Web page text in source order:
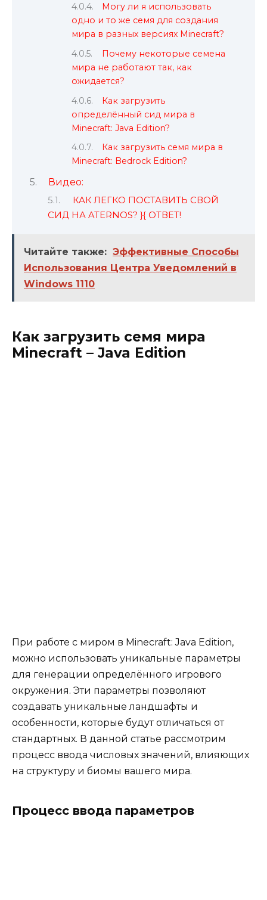
Могу ли я использовать
одно и то же семя для создания
мира в разных версиях Minecraft?
Почему некоторые семена
мира не работают так, как
ожидается?
Как загрузить
определённый сид мира в
Minecraft: Java Edition?
Как загрузить семя мира в
Minecraft: Bedrock Edition?
Видео:
КАК ЛЕГКО ПОСТАВИТЬ СВОЙ
СИД НА ATERNOS? }{ ОТВЕТ!
Читайте также: Эффективные Способы
Использования Центра Уведомлений в
Windows 1110
Как загрузить семя мира
Minecraft – Java Edition
При работе с миром в Minecraft: Java Edition,
можно использовать уникальные параметры
для генерации определённого игрового
окружения. Эти параметры позволяют
создавать уникальные ландшафты и
особенности, которые будут отличаться от
стандартных. В данной статье рассмотрим
процесс ввода числовых значений, влияющих
на структуру и биомы вашего мира.
Процесс ввода параметров